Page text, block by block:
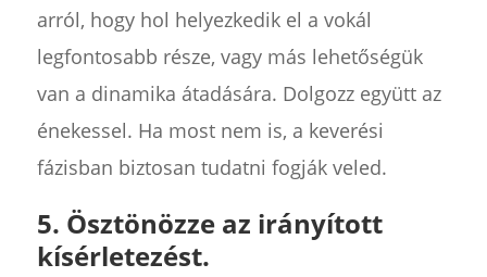
arról, hogy hol helyezkedik el a vokál
legfontosabb része, vagy más lehetőségük
van a dinamika átadására. Dolgozz együtt az
énekessel. Ha most nem is, a keverési
fázisban biztosan tudatni fogják veled.
5. Ösztönözze az irányított
kísérletezést.